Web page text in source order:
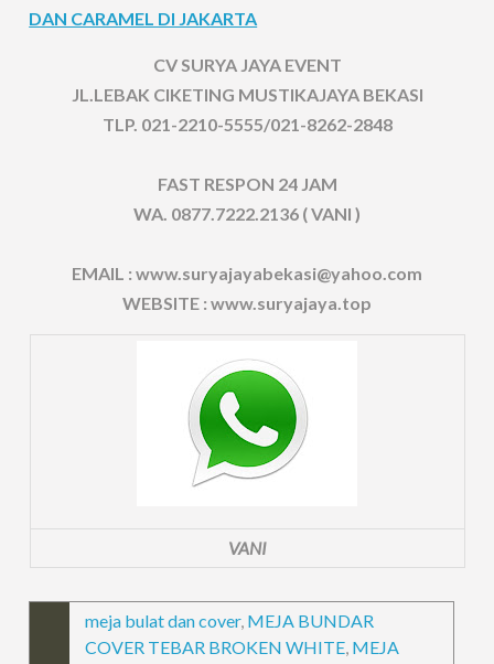
DAN CARAMEL DI JAKARTA
CV SURYA JAYA EVENT
JL.LEBAK CIKETING MUSTIKAJAYA BEKASI
TLP. 021-2210-5555/021-8262-2848
FAST RESPON 24 JAM
WA. 0877.7222.2136 ( VANI )
EMAIL : www.suryajayabekasi@yahoo.com
WEBSITE : www.suryajaya.top
VANI
meja bulat dan cover, MEJA BUNDAR
COVER TEBAR BROKEN WHITE, MEJA